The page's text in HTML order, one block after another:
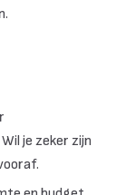
je zeker zijn